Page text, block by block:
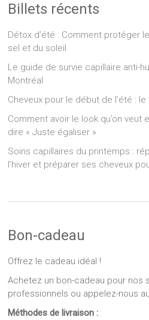
Billets récents
Détox d’été : Comment protéger
sel et du soleil
Le guide de survie capillaire anti-
Montréal
Cheveux pour le début de l’été : le
Comment avoir le look qu’on veut
dire « Juste égaliser »
Soins capillaires du printemps :
l’hiver et préparer ses cheveux
Bon-cadeau
Offrez le cadeau idéal !
Achetez un bon-cadeau pour nos
professionnels ou appelez-nous
Méthodes de livraison :